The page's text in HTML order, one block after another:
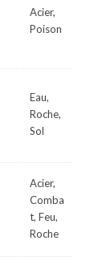
Acier,
Poison
Eau,
Roche,
Sol
Acier,
Comba
t, Feu,
Roche